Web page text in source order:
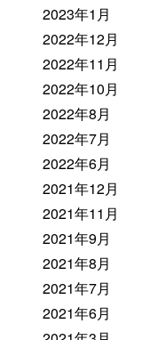
2023年1月
2022年12月
2022年11月
2022年10月
2022年8月
2022年7月
2022年6月
2021年12月
2021年11月
2021年9月
2021年8月
2021年7月
2021年6月